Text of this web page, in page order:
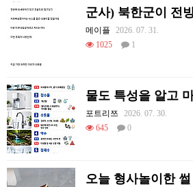
메이플
2026. 07. 31.
1025
1
물도 특성을 알고
포트리쯔
2026. 07. 30.
645
0
오늘 형사놀이한 썰